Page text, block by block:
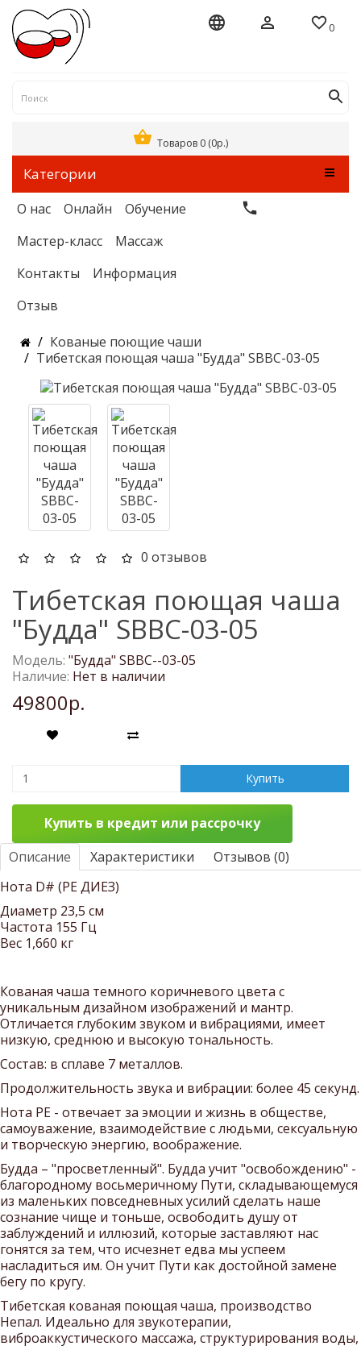
0
Товаров 0 (0р.)
Категории
О нас Онлайн
Обучение
Мастер-класс
Массаж
Контакты
Информация
Отзыв
Кованые поющие чаши
Тибетская поющая чаша "Будда" SBBC-03-05
0 отзывов
Тибетская поющая чаша
"Будда" SBBC-03-05
Модель: "Будда" SBBC--03-05
Наличие: Нет в наличии
49800р.
Купить
Купить в кредит или рассрочку
Описание
Характеристики
Отзывов (0)
Нота D# (РЕ ДИЕЗ)
Диаметр 23,5 см
Частота 155 Гц
Вес 1,660 кг
Кованая чаша темного коричневого цвета с
уникальным дизайном изображений и мантр.
Отличается глубоким звуком и вибрациями, имеет
низкую, среднюю и высокую тональность.
Состав: в сплаве 7 металлов.
Продолжительность звука и вибрации: более 45 секунд.
Нота РЕ - отвечает за эмоции и жизнь в обществе,
самоуважение, взаимодействие с людьми, сексуальную
и творческую энергию, воображение.
Будда – "просветленный". Будда учит "освобождению" -
благородному восьмеричному Пути, складывающемуся
из маленьких повседневных усилий сделать наше
сознание чище и тоньше, освободить душу от
заблуждений и иллюзий, которые заставляют нас
гонятся за тем, что исчезнет едва мы успеем
насладиться им. Он учит Пути как достойной замене
бегу по кругу.
Тибетская кованая поющая чаша, производство
Непал. Идеально для звукотерапии,
виброаккустического массажа, структурирования воды,